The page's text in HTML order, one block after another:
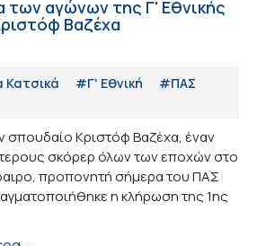
των αγώνων της Γ' Εθνικής
Βαζέχα
#Γ' Εθνική
#ΠΑΣ
σπουδαίο Κριστόφ Βαζέχα, έναν
σκόρερ όλων των εποχών στο
προπονητή σήμερα του ΠΑΣ
η κλήρωση της 1ης